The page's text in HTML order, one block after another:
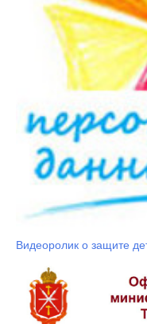
Видеоролик о защите